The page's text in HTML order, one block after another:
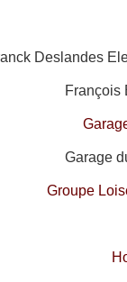
Deslandes
François
Garage
Groupe